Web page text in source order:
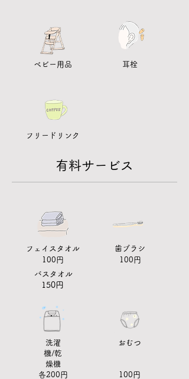
ベビー用品 耳栓
フリードリンク
有料サービス
フェイスタオル
100円
歯ブラシ
100円
​バスタオル
150円
洗濯
機/乾
燥機
各200円
​おむつ
100円